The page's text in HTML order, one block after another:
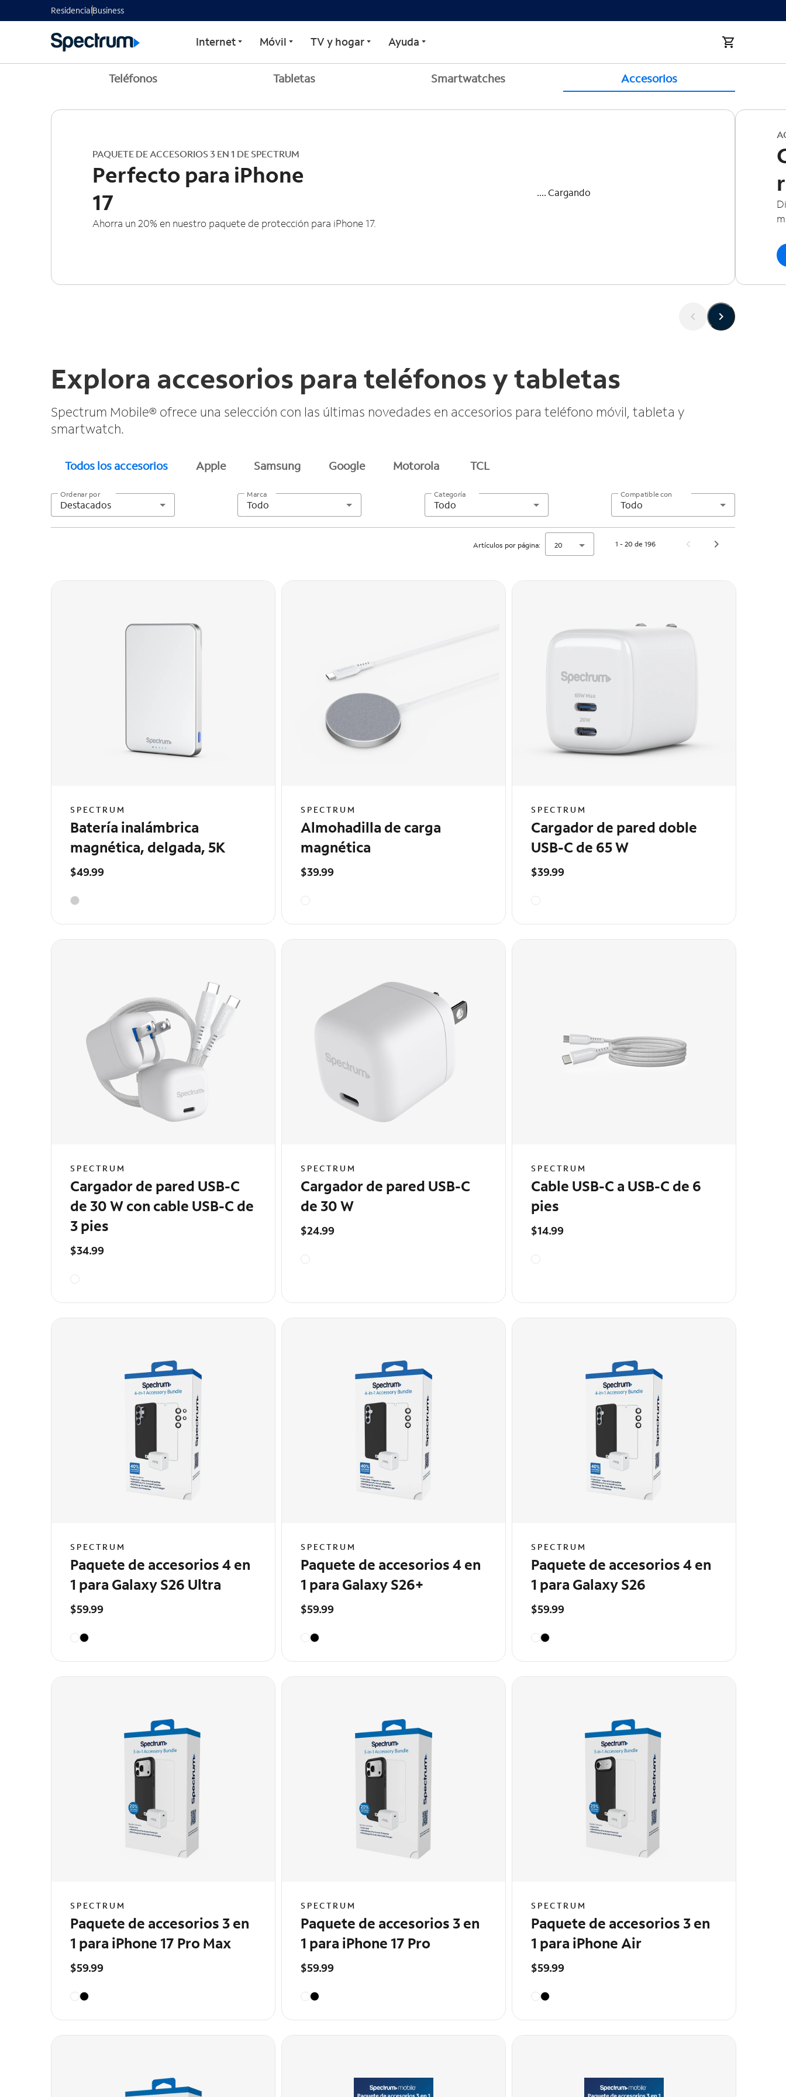
ResidencialBusiness
Internet Móvil TV y hogar Ayuda
Teléfonos Tabletas Smartwatches Accesorios
PAQUETE DE ACCESORIOS 3 EN 1 DE SPECTRUM
Perfecto para iPhone
17
Ahorra un 20% en nuestro paquete de protección para iPhone 17.
.... Cargando
Explora accesorios para teléfonos y tabletas
Spectrum Mobile® ofrece una selección con las últimas novedades en accesorios para teléfono móvil, tableta y
smartwatch.
Todos los accesorios Apple Samsung Google Motorola TCL
Ordenar por
Destacados
Marca
Todo
Categoría
Todo
Compatible con
Todo
Artículos por página: 20 1 - 20 de 196
SPECTRUM
Batería inalámbrica
magnética, delgada, 5K
$49.99
SPECTRUM
Almohadilla de carga
magnética
$39.99
SPECTRUM
Cargador de pared doble
USB-C de 65 W
$39.99
SPECTRUM
Cargador de pared USB-C
de 30 W con cable USB-C de
3 pies
$34.99
SPECTRUM
Cargador de pared USB-C
de 30 W
$24.99
SPECTRUM
Cable USB-C a USB-C de 6
pies
$14.99
SPECTRUM
Paquete de accesorios 4 en
1 para Galaxy S26 Ultra
$59.99
SPECTRUM
Paquete de accesorios 4 en
1 para Galaxy S26+
$59.99
SPECTRUM
Paquete de accesorios 4 en
1 para Galaxy S26
$59.99
SPECTRUM
Paquete de accesorios 3 en
1 para iPhone 17 Pro Max
$59.99
SPECTRUM
Paquete de accesorios 3 en
1 para iPhone 17 Pro
$59.99
SPECTRUM
Paquete de accesorios 3 en
1 para iPhone Air
$59.99